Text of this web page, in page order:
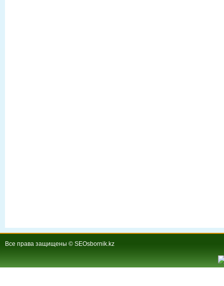
Все права защищены © SEOsbornik.kz